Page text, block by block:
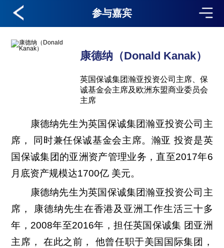
参与嘉宾
康德纳（Donald Kanak）
英国保诚集团瀚亚投资公司主席、保
诚基金会主席及欧洲东盟商业委员会
主席
康德纳先生为英国保诚集团瀚亚投资公司主
席， 同时兼任保诚基金会主席。瀚亚 投资是英
国保诚集团的亚洲资产管理业务，直至2017年6
月底资产规模达1700亿 美元。
康德纳先生为英国保诚集团瀚亚投资公司主
席， 康德纳先生在香港及亚洲工作生活三十多
年，2008年至2016年，担任英国保诚集 团亚洲
主席， 在此之前， 他曾任职于美国国际集团，